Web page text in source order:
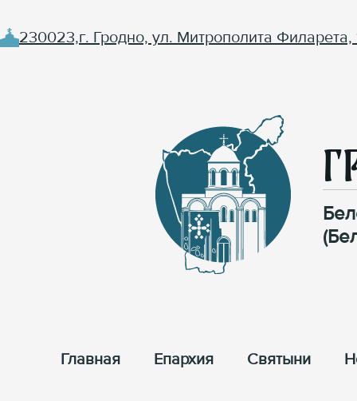
230023,г. Гродно, ул. Митрополита Филарета,
Главная Епархия Cвятыни